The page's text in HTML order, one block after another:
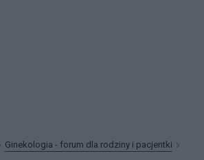
Ginekologia - forum dla rodziny i pacjentki